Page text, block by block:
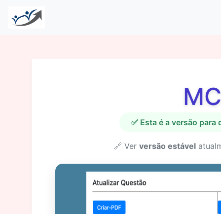
✅ Esta é a versão
🔗 Ver versão estável